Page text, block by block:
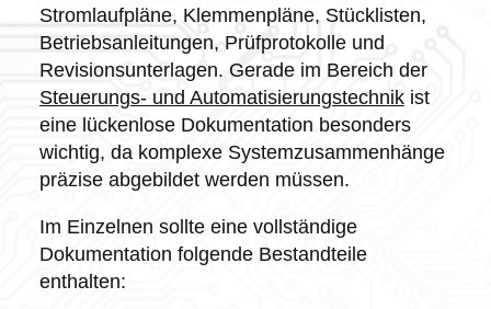
Stromlaufpläne, Klemmenpläne, Stücklisten,
Betriebsanleitungen, Prüfprotokolle und
Revisionsunterlagen. Gerade im Bereich der
Steuerungs- und Automatisierungstechnikist
eine lückenlose Dokumentation besonders
wichtig, da komplexe Systemzusammenhänge
präzise abgebildet werden müssen.
Im Einzelnen sollte eine vollständige
Dokumentation folgende Bestandteile
enthalten: